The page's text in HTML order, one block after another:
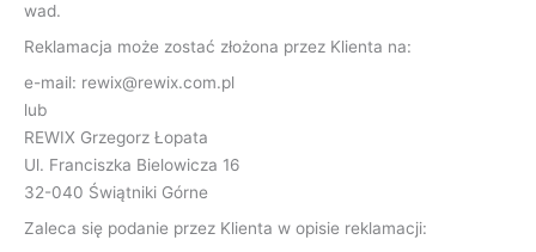
wad.
Reklamacja może zostać złożona przez Klienta na:
e-mail: rewix@rewix.com.pl
lub
REWIX Grzegorz Łopata
Ul. Franciszka Bielowicza 16
32-040 Świątniki Górne
Zaleca się podanie przez Klienta w opisie reklamacji: